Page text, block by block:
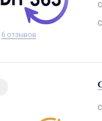
6 отзывов